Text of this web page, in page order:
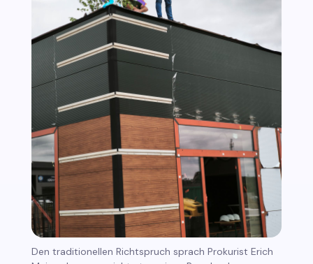
Den traditionellen Richtspruch sprach Prokurist Erich